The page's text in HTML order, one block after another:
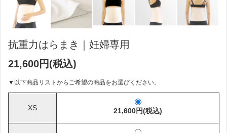
抗重力はらまき｜妊婦専用
21,600円(税込)
▼以下商品リストからご希望の商品をお選びください。
XS 21,600円(税込)